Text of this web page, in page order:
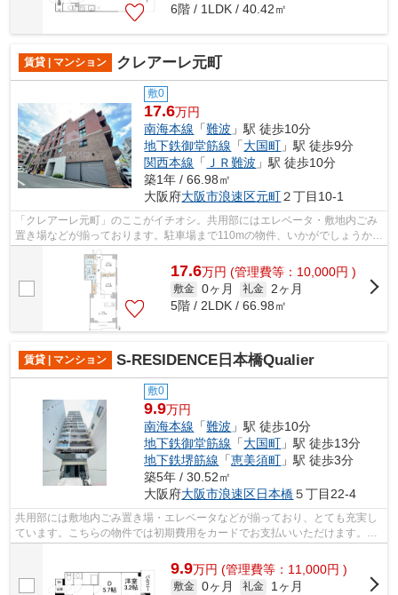
6階 / 1LDK / 40.42㎡
賃貸 | マンション クレアーレ元町
敷0
17.6万円
南海本線 「難波 」駅 徒歩10分
地下鉄御堂筋線 「大国町 」駅 徒歩9分
関西本線 「 ＪＲ難波 」駅 徒歩10分
築1年 / 66.98㎡
大阪府大阪市浪速区元町２丁目10-1
「クレアーレ元町」のここがイチオシ。共用部にはエレベータ・敷地内ごみ
置き場などが揃っております。駐車場まで110mの物件、いかがでしょうか。
こちらはマンションタイプになります...
17.6万円 (管理費等：10,000円 )
敷金 0ヶ月 礼金 2ヶ月
5階 / 2LDK / 66.98㎡
賃貸 | マンション S-RESIDENCE日本橋Qualier
敷0
9.9万円
南海本線 「難波 」駅 徒歩10分
地下鉄御堂筋線 「大国町 」駅 徒歩13分
地下鉄堺筋線 「恵美須町 」駅 徒歩3分
築5年 / 30.52㎡
大阪府大阪市浪速区日本橋５丁目22-4
共用部には敷地内ごみ置き場・エレベータなどが揃っており、とても充実し
ています。こちらの物件では初期費用をカードでお支払いいただけます。き
れいな外装・内装がポイント。駅から...
9.9万円 (管理費等：11,000円 )
敷金 0ヶ月 礼金
1ヶ月